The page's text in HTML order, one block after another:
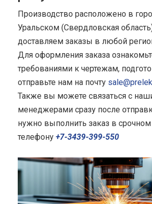
Производство расположено в
Уральском (Свердловская
доставляем заказы в любой
Для оформления заказа
требованиями к чертежам,
отправьте нам на почту
Также вы можете связаться с
менеджерами сразу после
нужно выполнить заказ в
телефону +7-3439-399-550